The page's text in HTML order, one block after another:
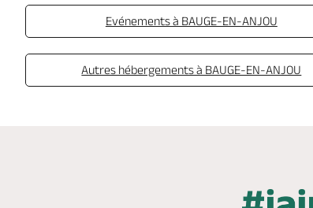
Evénements à BAUGE-EN-ANJOU
Autres hébergements à BAUGE-EN-ANJOU